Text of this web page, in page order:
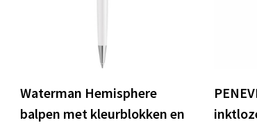
Waterman Hemisphere
balpen met kleurblokken en